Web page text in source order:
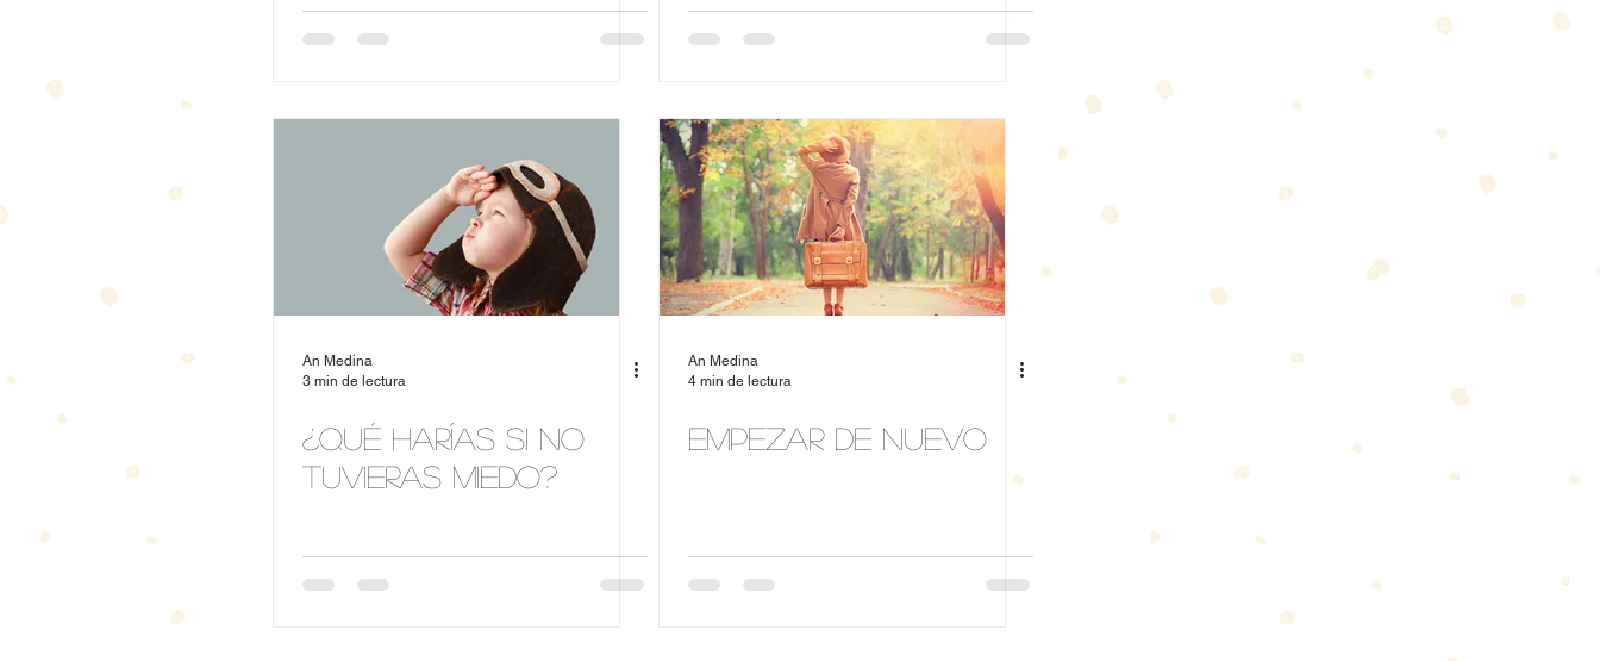
An Medina
3 min de lectura
¿Qué harías si no
tuvieras miedo?
An Medina
4 min de lectura
Empezar de Nuevo